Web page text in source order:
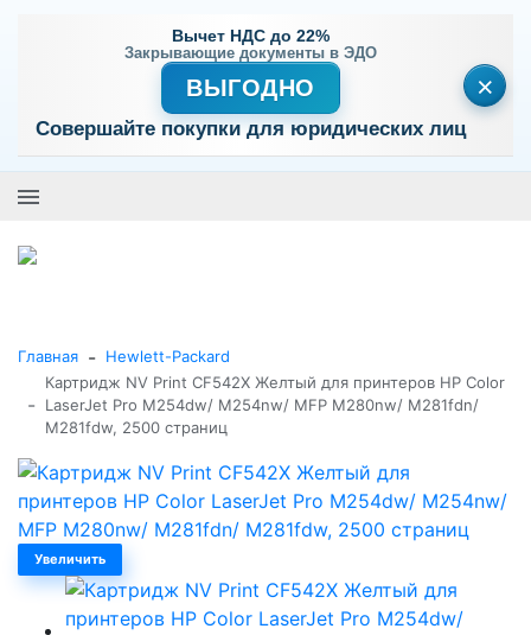
Вычет НДС до 22%
Закрывающие документы в ЭДО
ВЫГОДНО
Совершайте покупки для юридических лиц
×
Главная - Hewlett-Packard
-
Картридж NV Print CF542X Желтый для принтеров HP Color
LaserJet Pro M254dw/ M254nw/ MFP M280nw/ M281fdn/
M281fdw, 2500 страниц
Увеличить